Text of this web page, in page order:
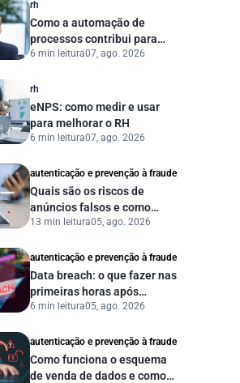
rh
Como a automação de
processos contribui para
uma gestão pública mais
6 min leitura07, ago. 2026
rh
eNPS: como medir e usar
para melhorar o RH
6 min leitura07, ago. 2026
autenticação e prevenção à fraude
Quais são os riscos de
anúncios falsos e como
proteger seu negócio?
13 min leitura05, ago. 2026
autenticação e prevenção à fraude
Data breach: o que fazer nas
primeiras horas após
vazamento de dados?
6 min leitura05, ago. 2026
autenticação e prevenção à fraude
Como funciona o esquema
de venda de dados e como